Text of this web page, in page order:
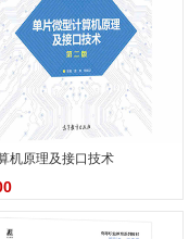
机原理及接口技术